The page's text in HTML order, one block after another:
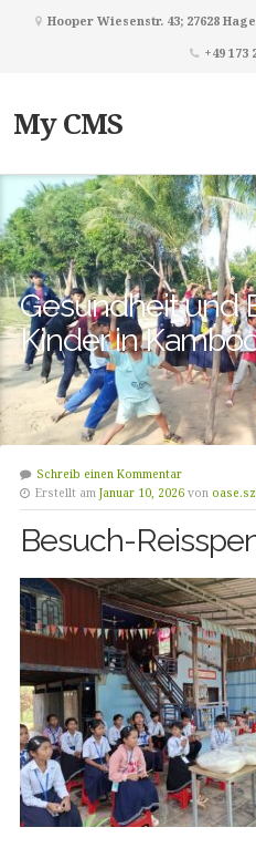
Hooper Wiesenstr. 43; 27628
+49 173
My CMS
Gesundheit und
Kinder in
Schreib einen Kommentar
Erstellt am Januar 10, 2026 von
Besuch-